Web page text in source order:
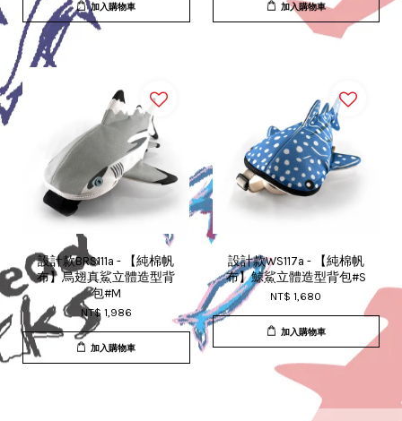
加入購物車 加入購物車
設計款BRS111a - 【純棉帆
布】烏翅真鯊立體造型背
包#M
NT$ 1,986
加入購物車
設計款WS117a - 【純棉帆
布】鯨鯊立體造型背包#S
NT$ 1,680
加入購物車